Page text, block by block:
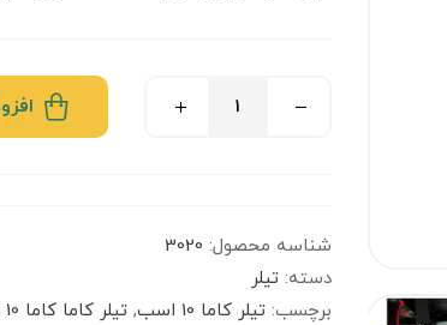
شناسه محصول: 3020
دسته: تیلر
برچسب: تیلر کاما 10 اسب , تیلر کاما کاما 10 اسب